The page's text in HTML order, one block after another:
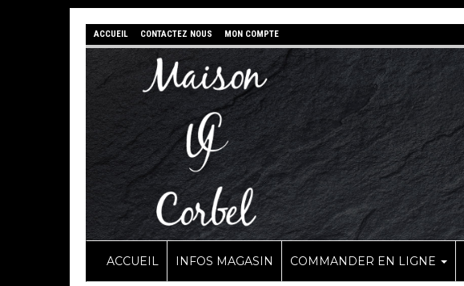
ACCUEIL CONTACTEZ NOUS MON COMPTE
ACCUEIL INFOS MAGASIN COMMANDER EN LIGNE